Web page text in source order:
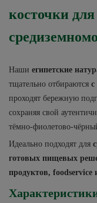
косточки
Наши египетские
тщательно отбираются с
проходят бережную
сохраняя свой
тёмно-фиолетово-
Идеально подходят для
готовых пищевых
продуктов, foodservice